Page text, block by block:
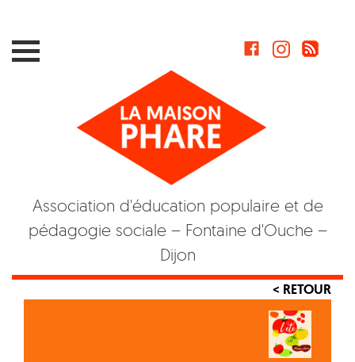
Association d'éducation populaire et de
pédagogie sociale – Fontaine d'Ouche –
Dijon
< RETOUR